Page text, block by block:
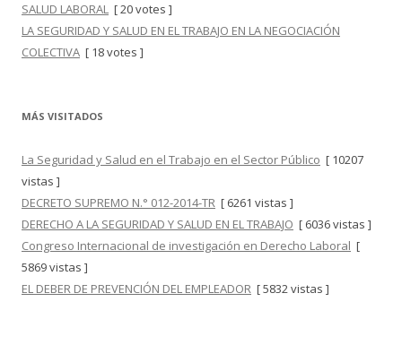
SALUD LABORAL [ 20 votes ]
LA SEGURIDAD Y SALUD EN EL TRABAJO EN LA NEGOCIACIÓN
COLECTIVA [ 18 votes ]
MÁS VISITADOS
La Seguridad y Salud en el Trabajo en el Sector Público [ 10207
vistas ]
DECRETO SUPREMO N.° 012-2014-TR [ 6261 vistas ]
DERECHO A LA SEGURIDAD Y SALUD EN EL TRABAJO [ 6036 vistas ]
Congreso Internacional de investigación en Derecho Laboral [
5869 vistas ]
EL DEBER DE PREVENCIÓN DEL EMPLEADOR [ 5832 vistas ]